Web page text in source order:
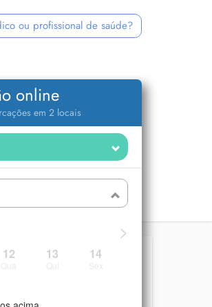
ou profissional de saúde?
online
em 2 locais
>
12 13 14